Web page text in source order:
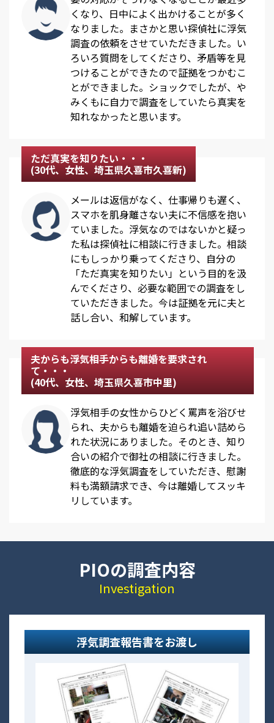
くなり、日中によく出かけることが多く
なりました。まさかと思い探偵社に浮気
調査の依頼をさせていただきました。い
ろいろ質問をしてくださり、矛盾等を見
つけることができたので証拠をつかむこ
とができました。ショックでしたが、や
みくもに自力で調査をしていたら真実を
知れなかったと思います。
ただ真実を知りたい・・・
(30代、女性、埼玉県久喜市久喜新)
メールは返信がなく、仕事帰りも遅く、
スマホを肌身離さない夫に不信感を抱い
ていました。浮気なのではないかと疑っ
た私は探偵社に相談に行きました。相談
にもしっかり乗ってくださり、自分の
「ただ真実を知りたい」という目的を汲
んでくださり、必要な範囲での調査をし
ていただきました。今は証拠を元に夫と
話し合い、和解しています。
夫からも浮気相手からも離婚を要求され
て・・・
(40代、女性、埼玉県久喜市中里)
浮気相手の女性からひどく罵声を浴びせ
られ、夫からも離婚を迫られ追い詰めら
れた状況にありました。そのとき、知り
合いの紹介で御社の相談に行きました。
徹底的な浮気調査をしていただき、慰謝
料も満額請求でき、今は離婚してスッキ
リしています。
PIOの調査内容
Investigation
浮気調査報告書をお渡し